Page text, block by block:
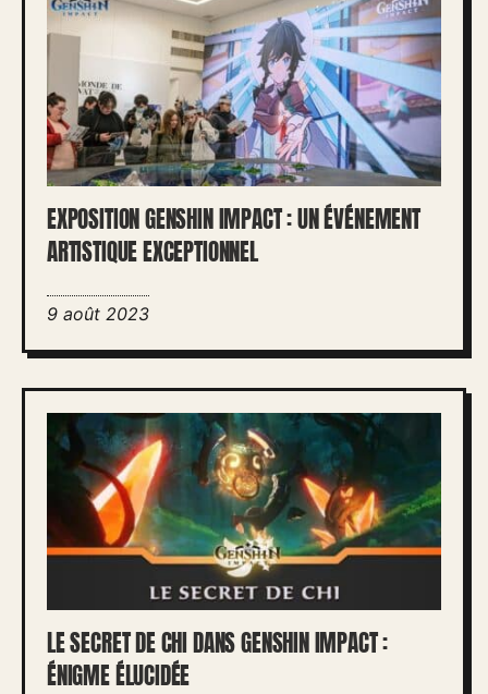
EXPOSITION GENSHIN IMPACT : UN ÉVÉNEMENT
ARTISTIQUE EXCEPTIONNEL
9 août 2023
LE SECRET DE CHI DANS GENSHIN IMPACT :
ÉNIGME ÉLUCIDÉE